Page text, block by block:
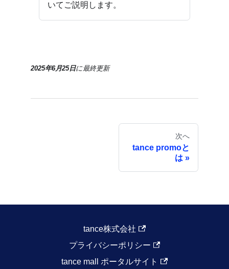
いてご説明します。
2025年6月25日に最終更新
次へ
tance promoと
は
tance株式会社
プライバシーポリシー
tance mall ポータルサイト